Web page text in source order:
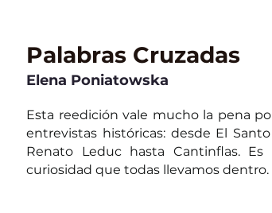
Palabras Cruzadas
Elena Poniatowska
Esta reedición vale mucho la pena
entrevistas históricas: desde El
Renato Leduc hasta Cantinflas.
curiosidad que todas llevamos dentro.